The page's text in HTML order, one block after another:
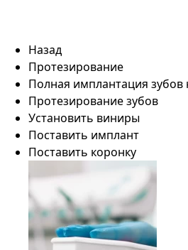
Назад
Протезирование
Полная имплантация зубов
Протезирование зубов
Установить виниры
Поставить имплант
Поставить коронку